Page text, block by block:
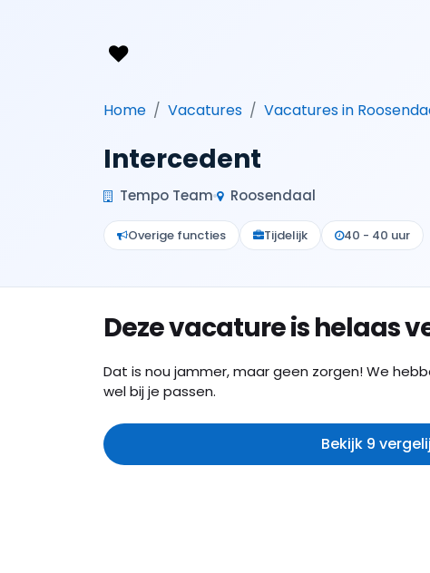
Home Vacatures Vacatures in
Intercedent
Tempo Team Roosendaal
Overige functies Tijdelijk 40 - 40 uur
Deze vacature is helaas
Dat is nou jammer, maar geen zorgen! We
wel bij je passen.
Bekijk 9